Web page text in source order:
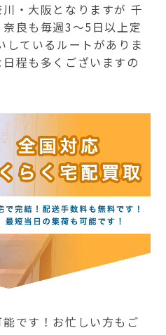
・大阪となりますが 千
良も毎週3～5日以上定
しているルートがありま
程も多くございますの
です！お忙しい方もご